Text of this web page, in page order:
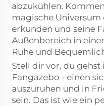
abzukühlen.
magische
erkunden und seine
Außenbereich in
Ruhe und
Stell dir vor, du gehst
Fangazebо - einen
auszuruhen und in
sein. Das ist wie ein